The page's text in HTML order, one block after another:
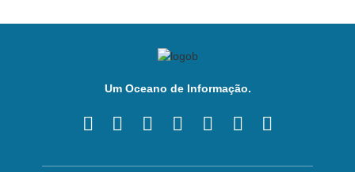
Um Oceano de Informação.